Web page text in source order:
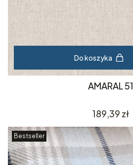
Do koszyka
AMARAL 51
Cena
189,39 zł
Bestseller